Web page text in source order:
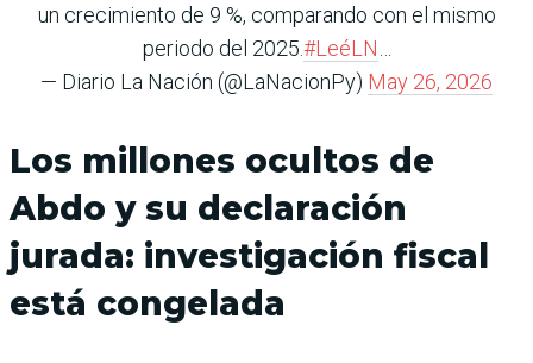
un crecimiento de 9 %, comparando con el mismo
periodo del 2025.#LeéLN
— Diario La Nación (@LaNacionPy) May 26, 2026
Los millones ocultos de
Abdo y su declaración
jurada: investigación fiscal
está congelada